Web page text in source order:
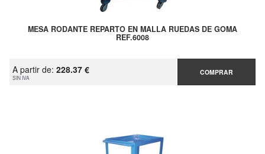
MESA RODANTE REPARTO EN MALLA RUEDAS DE GOMA
REF.6008
A partir de: 228.37 €
SIN IVA
COMPRAR